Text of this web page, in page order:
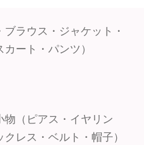
ラウス・ジャケット・
ート・パンツ）
物（ピアス・イヤリン
レス・ベルト・帽子）